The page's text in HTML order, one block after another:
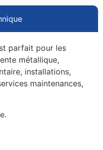
parfait pour les
métallique,
installations,
maintenances,